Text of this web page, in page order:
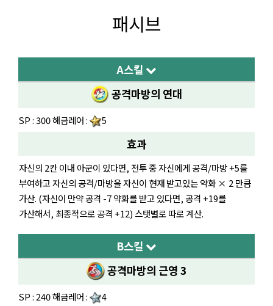
패시브
A스킬
공격마방의 연대
SP : 300 해금레어 : 5
효과
자신의 2칸 이내 아군이 있다면, 전투 중 자신에게 공격/마방 +5를
부여하고 자신의 공격/마방을 자신이 현재 받고있는 약화 × 2 만큼
가산. (자신이 만약 공격 -7 약화를 받고 있다면, 공격 +19를
가산해서, 최종적으로 공격 +12) 스탯별로 따로 계산.
B스킬
공격마방의 근영 3
SP : 240 해금레어 : 4